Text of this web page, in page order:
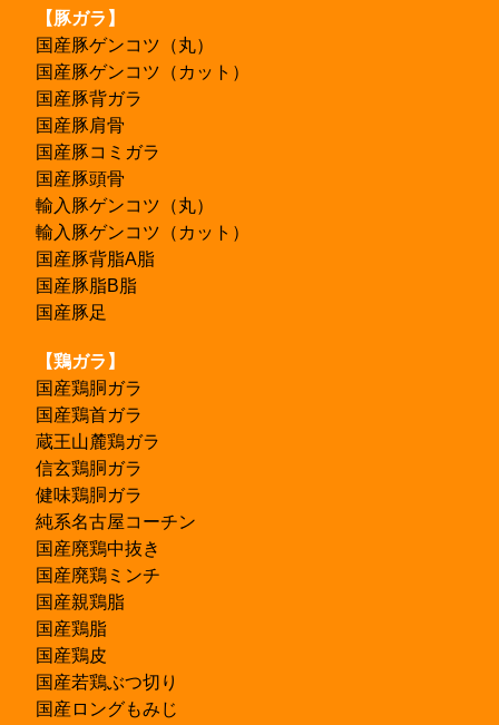
【豚ガラ】
国産豚ゲンコツ（丸）
国産豚ゲンコツ（カット）
国産豚背ガラ
国産豚肩骨
国産豚コミガラ
国産豚頭骨
輸入豚ゲンコツ（丸）
輸入豚ゲンコツ（カット）
国産豚背脂A脂
国産豚脂B脂
国産豚足
【鶏ガラ】
国産鶏胴ガラ
国産鶏首ガラ
蔵王山麓鶏ガラ
信玄鶏胴ガラ
健味鶏胴ガラ
純系名古屋コーチン
国産廃鶏中抜き
国産廃鶏ミンチ
国産親鶏脂
国産鶏脂
国産鶏皮
国産若鶏ぶつ切り
国産ロングもみじ